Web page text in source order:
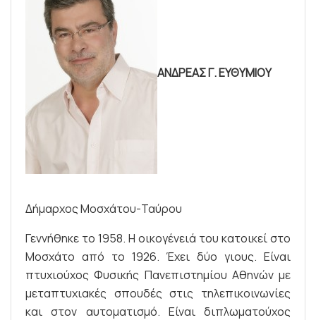
ΑΝΔΡΕΑΣ Γ. ΕΥΘΥΜΙΟΥ
Δήμαρχος Μοσχάτου-Ταύρου
Γεννήθηκε το 1958. Η οικογένειά του κατοικεί στο
Μοσχάτο από το 1926. Έχει δύο γιους. Είναι
πτυχιούχος Φυσικής Πανεπιστημίου Αθηνών με
μεταπτυχιακές σπουδές στις τηλεπικοινωνίες
και στον αυτοματισμό. Είναι διπλωματούχος